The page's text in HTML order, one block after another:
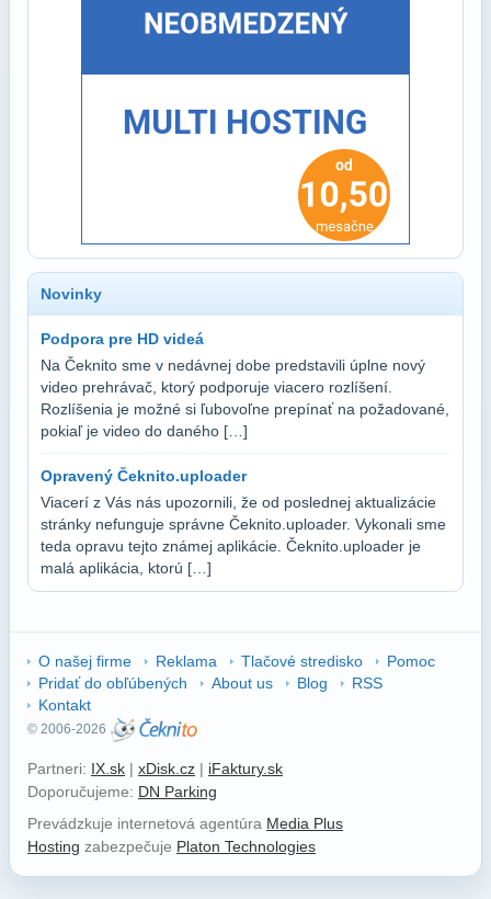
Novinky
Podpora pre HD videá
Na Čeknito sme v nedávnej dobe predstavili úplne nový
video prehrávač, ktorý podporuje viacero rozlíšení.
Rozlíšenia je možné si ľubovoľne prepínať na požadované,
pokiaľ je video do daného […]
Opravený Čeknito.uploader
Viacerí z Vás nás upozornili, že od poslednej aktualizácie
stránky nefunguje správne Čeknito.uploader. Vykonali sme
teda opravu tejto známej aplikácie. Čeknito.uploader je
malá aplikácia, ktorú […]
O našej firme Reklama Tlačové stredisko
Pomoc
Pridať do obľúbených
About us Blog
RSS
Kontakt
© 2006-2026
Partneri: IX.sk | xDisk.cz | iFaktury.sk
Doporučujeme: DN Parking
Prevádzkuje internetová agentúra Media Plus
Hosting zabezpečuje Platon Technologies